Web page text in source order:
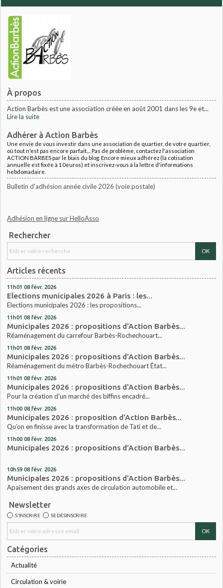
À propos
Action Barbès est une association créée en août 2001 dans les 9e et...
Lire la suite
Adhérer à Action Barbès
Une envie de vous investir dans une association de quartier, de votre quartier,
où tout n'est pas encore parfait.... Pas de problème, contactez l'association
ACTION BARBES par le biais du blog. Encore mieux adhérez (la cotisation
annuelle est fixée à 10euros) et inscrivez-vous à la lettre d'informations
hebdomadaire.
Bulletin d'adhésion année civile 2026 (voie postale)
Adhésion en ligne sur HelloAsso
Rechercher
Articles récents
11h01 08 févr. 2026
Elections municipales 2026 à Paris : les...
Elections municipales 2026 : les propositions...
11h01 08 févr. 2026
Municipales 2026 : propositions d'Action Barbès...
Réaménagement du carrefour Barbès-Rochechouart...
11h01 08 févr. 2026
Municipales 2026 : propositions d'Action Barbès...
Réaménagement du métro Barbès-Rochechouart État...
11h01 08 févr. 2026
Municipales 2026 : propositions d'Action Barbès...
Pour la création d’un marché des biffins encadré...
11h00 08 févr. 2026
Municipales 2026 : proposition d'Action Barbès...
Qu’on en finisse avec la transformation de Tati et de...
11h00 08 févr. 2026
Municipales 2026 : propositions d'Action Barbès...
10h59 08 févr. 2026
Municipales 2026 : propositions d'Action Barbès...
Apaisement des grands axes de circulation automobile et...
Newsletter
S'INSCRIRE SE DÉSINSCRIRE
Catégories
Actualité
Circulation & voirie